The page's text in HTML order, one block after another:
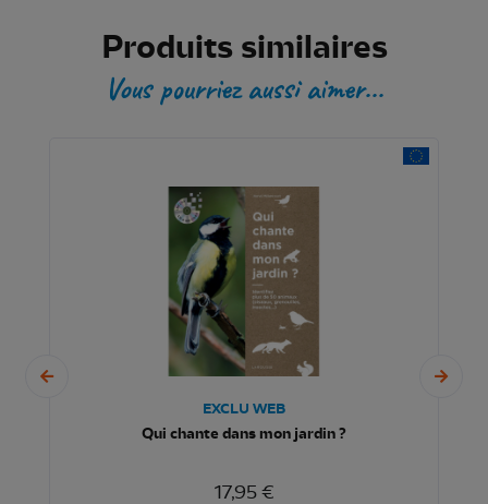
Produits similaires
Vous pourriez aussi aimer...
EXCLU WEB
Qui chante dans mon jardin ?
17,95 €